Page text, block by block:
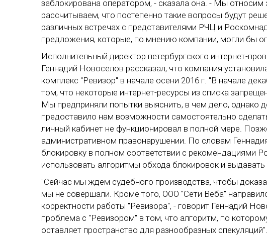
заблокирована оператором, - сказала она. - Мы относим
рассчитываем, что постепенно такие вопросы будут
различных встречах с представителями РЧЦ и
предложения, которые, по мнению компании, могли бы
Исполнительный директор петербургского интернет-
Геннадий Новоселов рассказал, что компания
комплекс "Ревизор" в начале осени 2016 г. "В начале
том, что некоторые интернет-ресурсы из списка
Мы предприняли попытки выяснить, в чем дело, однако
предоставило нам возможности самостоятельно
личный кабинет не функционировал в полной мере.
административном правонарушении. По словам
блокировку в полном соответствии с рекомендациями
использовать алгоритмы обхода блокировок и
"Сейчас мы ждем судебного производства, чтобы
мы не совершали. Кроме того, ООО "Сети Веба"
корректности работы "Ревизора", - говорит Геннадий
проблема с "Ревизором" в том, что алгоритм, по
оставляет пространство для разнообразных спекуляций".